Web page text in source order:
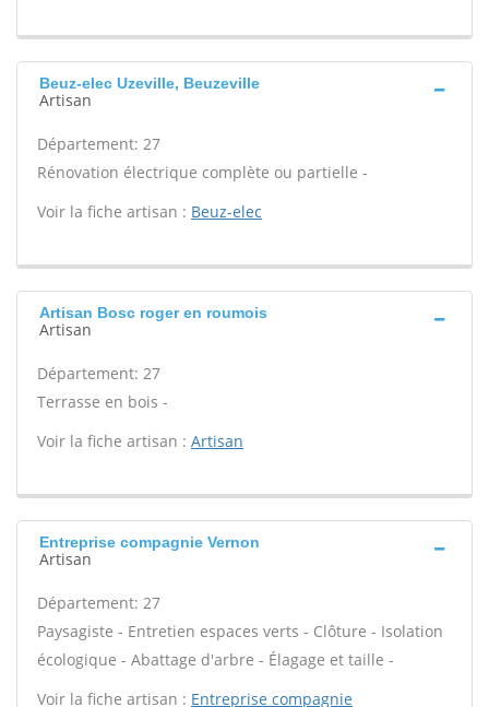
Beuz-elec Uzeville, Beuzeville
Artisan
Département: 27
Rénovation électrique complète ou partielle -
Voir la fiche artisan : Beuz-elec
Artisan Bosc roger en roumois
Artisan
Département: 27
Terrasse en bois -
Voir la fiche artisan : Artisan
Entreprise compagnie Vernon
Artisan
Département: 27
Paysagiste - Entretien espaces verts - Clôture - Isolation
écologique - Abattage d'arbre - Élagage et taille -
Voir la fiche artisan : Entreprise compagnie